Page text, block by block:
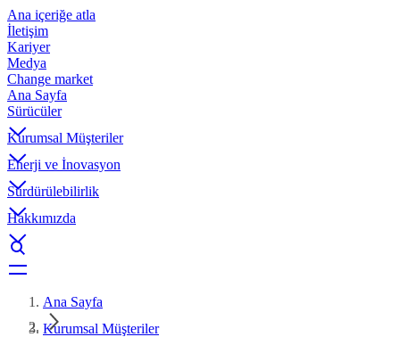
Ana içeriğe atla
İletişim
Kariyer
Medya
Change market
Ana Sayfa
Sürücüler
Kurumsal Müşteriler
Enerji ve İnovasyon
Sürdürülebilirlik
Hakkımızda
Ana Sayfa
Kurumsal Müşteriler